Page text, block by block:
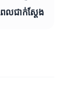
េលជាក់ស្តែង